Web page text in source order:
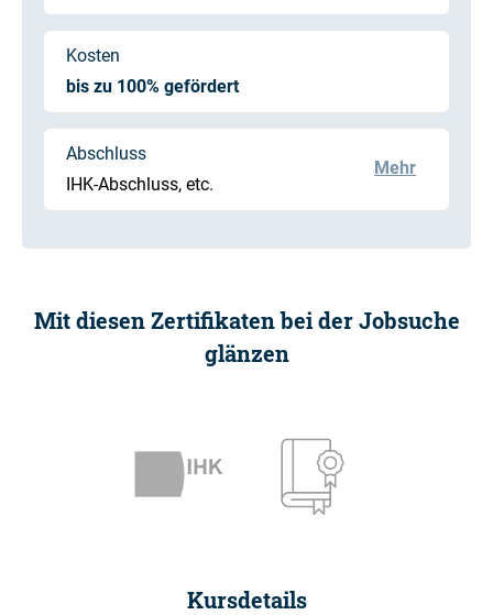
Kosten
bis zu 100% gefördert
Abschluss
IHK-Abschluss, etc.
Mehr
Mit diesen Zertifikaten bei der Jobsuche
glänzen
Kursdetails